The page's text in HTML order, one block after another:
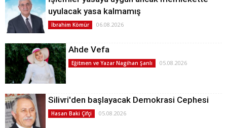
uyulacak yasa kalmamış
İbrahim Kömür 06.08.2026
Ahde Vefa
Eğitmen ve Yazar Nagihan Şanlı 05.08.2026
Silivri'den başlayacak Demokrasi Cephesi
Hasan Baki Çifçi 05.08.2026